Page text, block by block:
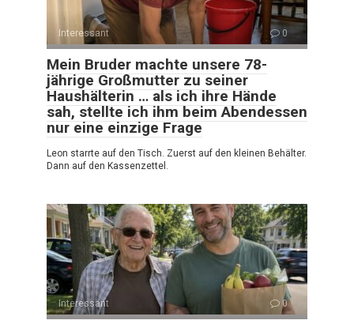
Interessant 0
Mein Bruder machte unsere 78-
jährige Großmutter zu seiner
Haushälterin … als ich ihre Hände
sah, stellte ich ihm beim Abendessen
nur eine einzige Frage
Leon starrte auf den Tisch. Zuerst auf den kleinen Behälter.
Dann auf den Kassenzettel.
Interessant 0